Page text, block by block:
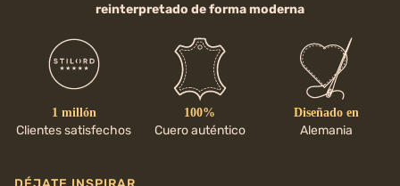
reinterpretado de forma moderna
1 millón
Clientes satisfechos
100%
Cuero auténtico
Diseñado en
Alemania